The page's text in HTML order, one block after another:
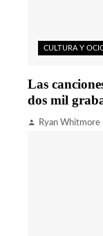
CULTURA Y
Las
dos mil
Ryan Whitmore